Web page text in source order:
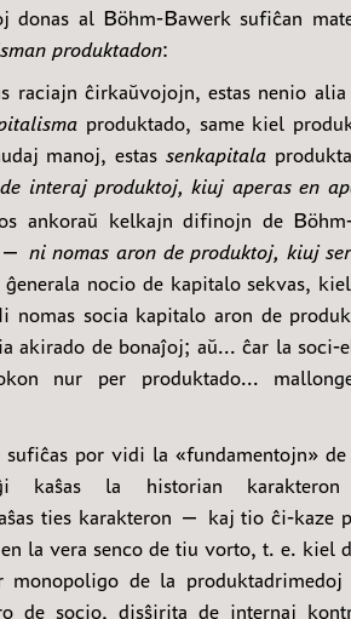
donas al Böhm-Bawerk sufiĉan
produktadon:
raciajn ĉirkaŭvojojn, estas nenio
produktado, same kiel
manoj, estas senkapitala
interaj produktoj, kiuj aperas en
ankoraŭ kelkajn difinojn de
ni nomas aron de produktoj, kiuj
nocio de kapitalo sekvas,
nomas socia kapitalo aron de
akirado de bonaĵoj; aŭ... ĉar la soci-
nur per produktado...
por vidi la «fundamentojn»
kaŝas la historian
ties karakteron — kaj tio ĉi-
la vera senco de tiu vorto, t. e. kiel
monopoligo de la produktadrimedoj
de socio, disŝirita de internaj